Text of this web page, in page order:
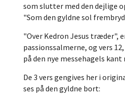
som slutter med den dejlige
"Som den gyldne sol
"Over Kedron Jesus træder",
passionssalmerne, og vers
på den nye messehagels kant
De 3 vers gengives her i
ses på den gyldne bort: